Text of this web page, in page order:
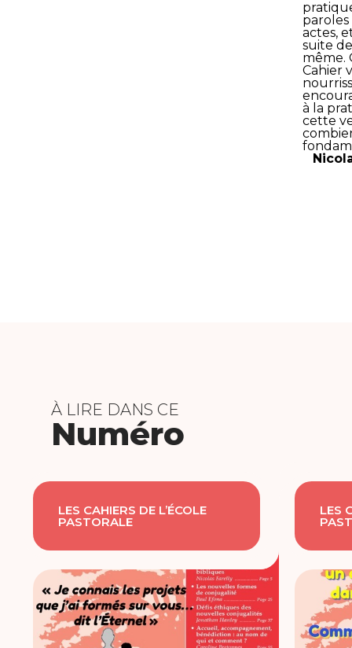
actes,
suite
même.
Cahier
à la
cette
À LIRE DANS CE
Numéro
LES CAHIERS DE L’ÉCOLE
PASTORALE
LES